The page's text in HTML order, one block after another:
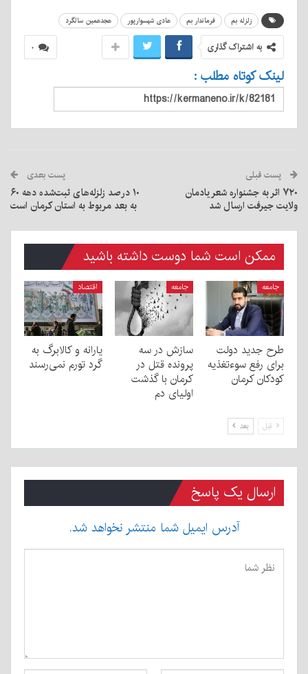
زلزله بم فرماندار بم هادی شهسوارپور هجدهمین سالگرد
۰ به اشتراک گذاری
لینک کوتاه مطلب :
پست قبلی
۷۲۰ اثر به جشنواره شعر یادمان
ولایت جیرفت ارسال شد
پست بعدی
۱۰ درصد زلزله‌های ثبت‌شده دهه ۶۰
به بعد مربوط به استان کرمان است
ممکن است شما دوست داشته باشید
جامعه
طرح جدید دولت
برای رفع سوءتغذیه
کودکان کرمان
جامعه
سازش در سه
پرونده قتل در
کرمان با گذشت
اولیای دم
اقتصاد
یارانه و کالابرگ به
گرد تورم نمی‌رسند
قبل بعد
ارسال یک پاسخ
آدرس ایمیل شما منتشر نخواهد شد.